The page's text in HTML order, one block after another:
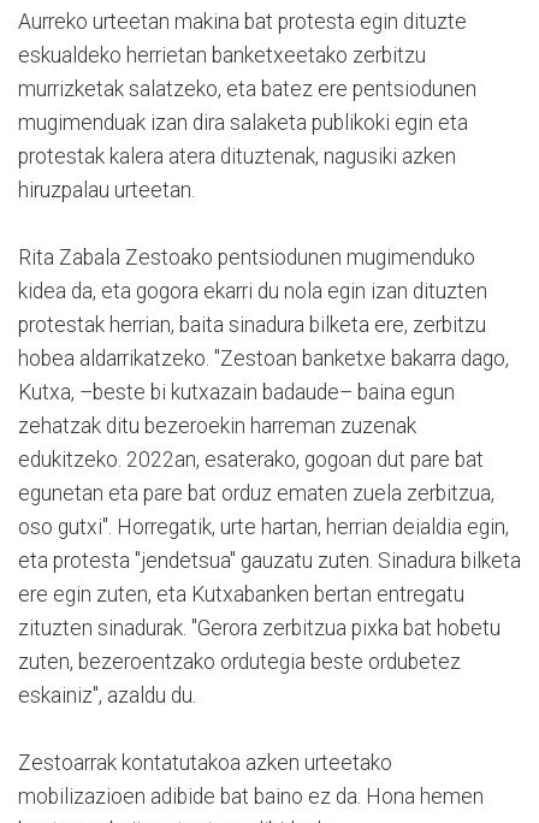
Aurreko urteetan makina bat protesta egin dituzte
eskualdeko herrietan banketxeetako zerbitzu
murrizketak salatzeko, eta batez ere pentsiodunen
mugimenduak izan dira salaketa publikoki egin eta
protestak kalera atera dituztenak, nagusiki azken
hiruzpalau urteetan.
Rita Zabala Zestoako pentsiodunen mugimenduko
kidea da, eta gogora ekarri du nola egin izan dituzten
protestak herrian, baita sinadura bilketa ere, zerbitzu
hobea aldarrikatzeko. "Zestoan banketxe bakarra dago,
Kutxa, –beste bi kutxazain badaude– baina egun
zehatzak ditu bezeroekin harreman zuzenak
edukitzeko. 2022an, esaterako, gogoan dut pare bat
egunetan eta pare bat orduz ematen zuela zerbitzua,
oso gutxi". Horregatik, urte hartan, herrian deialdia egin,
eta protesta "jendetsua" gauzatu zuten. Sinadura bilketa
ere egin zuten, eta Kutxabanken bertan entregatu
zituzten sinadurak. "Gerora zerbitzua pixka bat hobetu
zuten, bezeroentzako ordutegia beste ordubetez
eskainiz", azaldu du.
Zestoarrak kontatutakoa azken urteetako
mobilizazioen adibide bat baino ez da. Hona hemen